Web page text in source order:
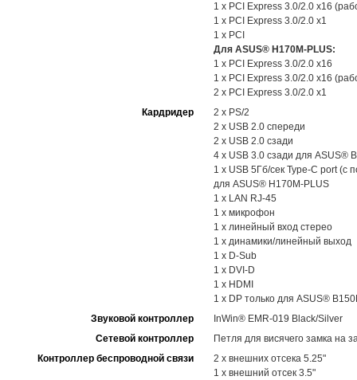
1 x PCI Express 3.0/2.0 x16
1 x PCI Express 3.0/2.0 x1
1 x PCI
Для ASUS® H170M-PLUS:
1 x PCI Express 3.0/2.0 x16
1 x PCI Express 3.0/2.0 x16
2 x PCI Express 3.0/2.0 x1
Кардридер
2 x PS/2
2 x USB 2.0 спереди
2 x USB 2.0 сзади
4 x USB 3.0 сзади для ASUS®
1 x USB 5Гб/сек Type-C port (с
для ASUS® H170M-PLUS
1 x LAN RJ-45
1 x микрофон
1 x линейный вход стерео
1 x динамики/линейный выход
1 x D-Sub
1 x DVI-D
1 x HDMI
1 x DP только для ASUS®
Звуковой контроллер
InWin® EMR-019 Black/Silver
Cетевой контроллер
Петля для висячего замка на
Контроллер беспроводной связи
2 x внешних отсека 5.25"
1 x внешний отсек 3.5"